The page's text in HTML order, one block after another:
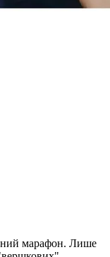
марафон. Лише